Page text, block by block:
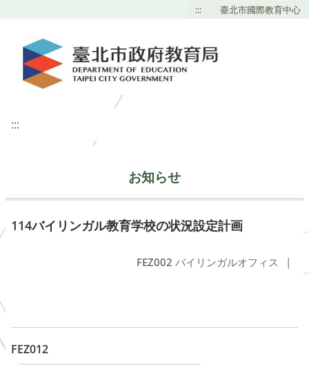
::: 臺北市國際教育中心
:::
お知らせ
114バイリンガル教育学校の状況設定計画
FEZ002 バイリンガルオフィス |
FEZ012